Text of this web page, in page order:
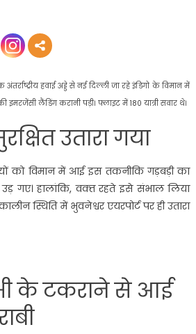
हवाई अड्डे से नई दिल्ली जा रहे इंडिगो के विमान में
लैंडिंग करानी पड़ी। फ्लाइट में 180 यात्री सवार थे।
उतारा गया
को विमान में आई इस तकनीकि गड़बड़ी का
गए। हालांकि, वक्‍त रहते इसे संभाल लिया
स्थिति में भुवनेश्वर एयरपोर्ट पर ही उतारा
के टकराने से आई